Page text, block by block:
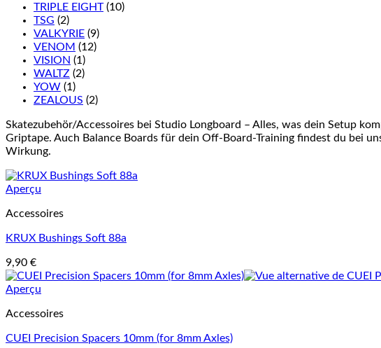
TRIPLE EIGHT (10)
TSG (2)
VALKYRIE (9)
VENOM (12)
VISION (1)
WALTZ (2)
YOW (1)
ZEALOUS (2)
Skatezubehör/Accessoires bei Studio Longboard – Alles, was dein Setup
Griptape. Auch Balance Boards für dein Off-Board-Training findest du bei
Wirkung.
Aperçu
Accessoires
KRUX Bushings Soft 88a
9,90 €
Aperçu
Accessoires
CUEI Precision Spacers 10mm (for 8mm Axles)